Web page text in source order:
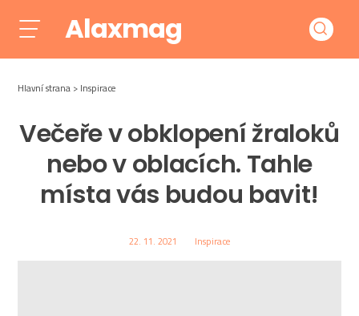
Alaxmag
Hlavní strana Inspirace
Večeře v obklopení žraloků
nebo v oblacích. Tahle
místa vás budou bavit!
22. 11. 2021 Inspirace